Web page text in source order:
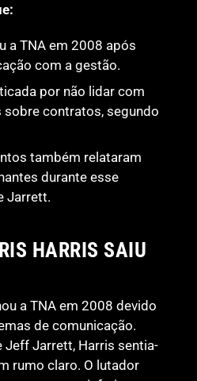
a TNA em 2008 após
com a gestão.
por não lidar com
contratos, segundo
também relataram
durante esse
Jarrett.
HARRIS SAIU
a TNA em 2008 devido
de comunicação.
Jeff Jarrett, Harris sentia-
rumo claro. O lutador